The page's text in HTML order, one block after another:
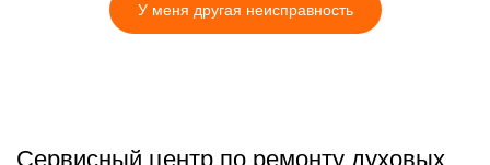
У меня другая неисправность
Сервисный центр по ремонту духовых